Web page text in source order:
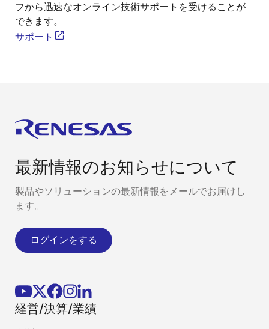
フから迅速なオンライン技術サポートを受けることが
できます。
サポート
最新情報のお知らせについて
製品やソリューションの最新情報をメールでお届けし
ます。
ログインをする
経営/決算/業績